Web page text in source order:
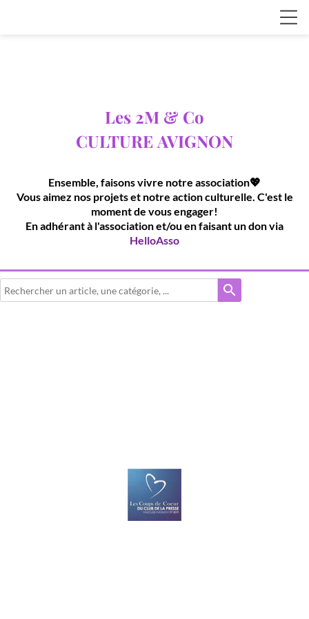
Les 2M & Co
CULTURE AVIGNON
Ensemble, faisons vivre notre association💖
Vous aimez nos projets et notre action culturelle. C'est le
moment de vous engager!
En adhérant à l'association et/ou en faisant un don via
HelloAsso
search